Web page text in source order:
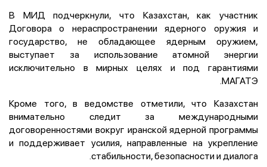
В МИД подчеркнули, что Казахстан, как участник
Договора о нераспространении ядерного оружия и
государство, не обладающее ядерным оружием,
выступает за использование атомной энергии
исключительно в мирных целях и под гарантиями
МАГАТЭ.
Кроме того, в ведомстве отметили, что Казахстан
внимательно следит за международными
договоренностями вокруг иранской ядерной программы
и поддерживает усилия, направленные на укрепление
стабильности, безопасности и диалога.